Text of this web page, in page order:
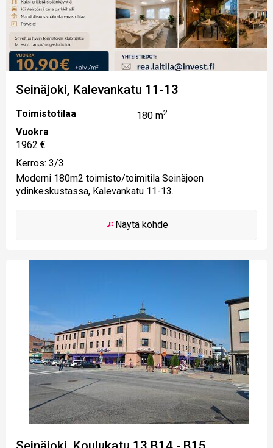
Seinäjoki, Kalevankatu 11-13
Toimistotilaa 180 m2
Vuokra
1962 €
Kerros: 3/3
Moderni 180m2 toimisto/toimitila Seinäjoen
ydinkeskustassa, Kalevankatu 11-13.
Näytä kohde